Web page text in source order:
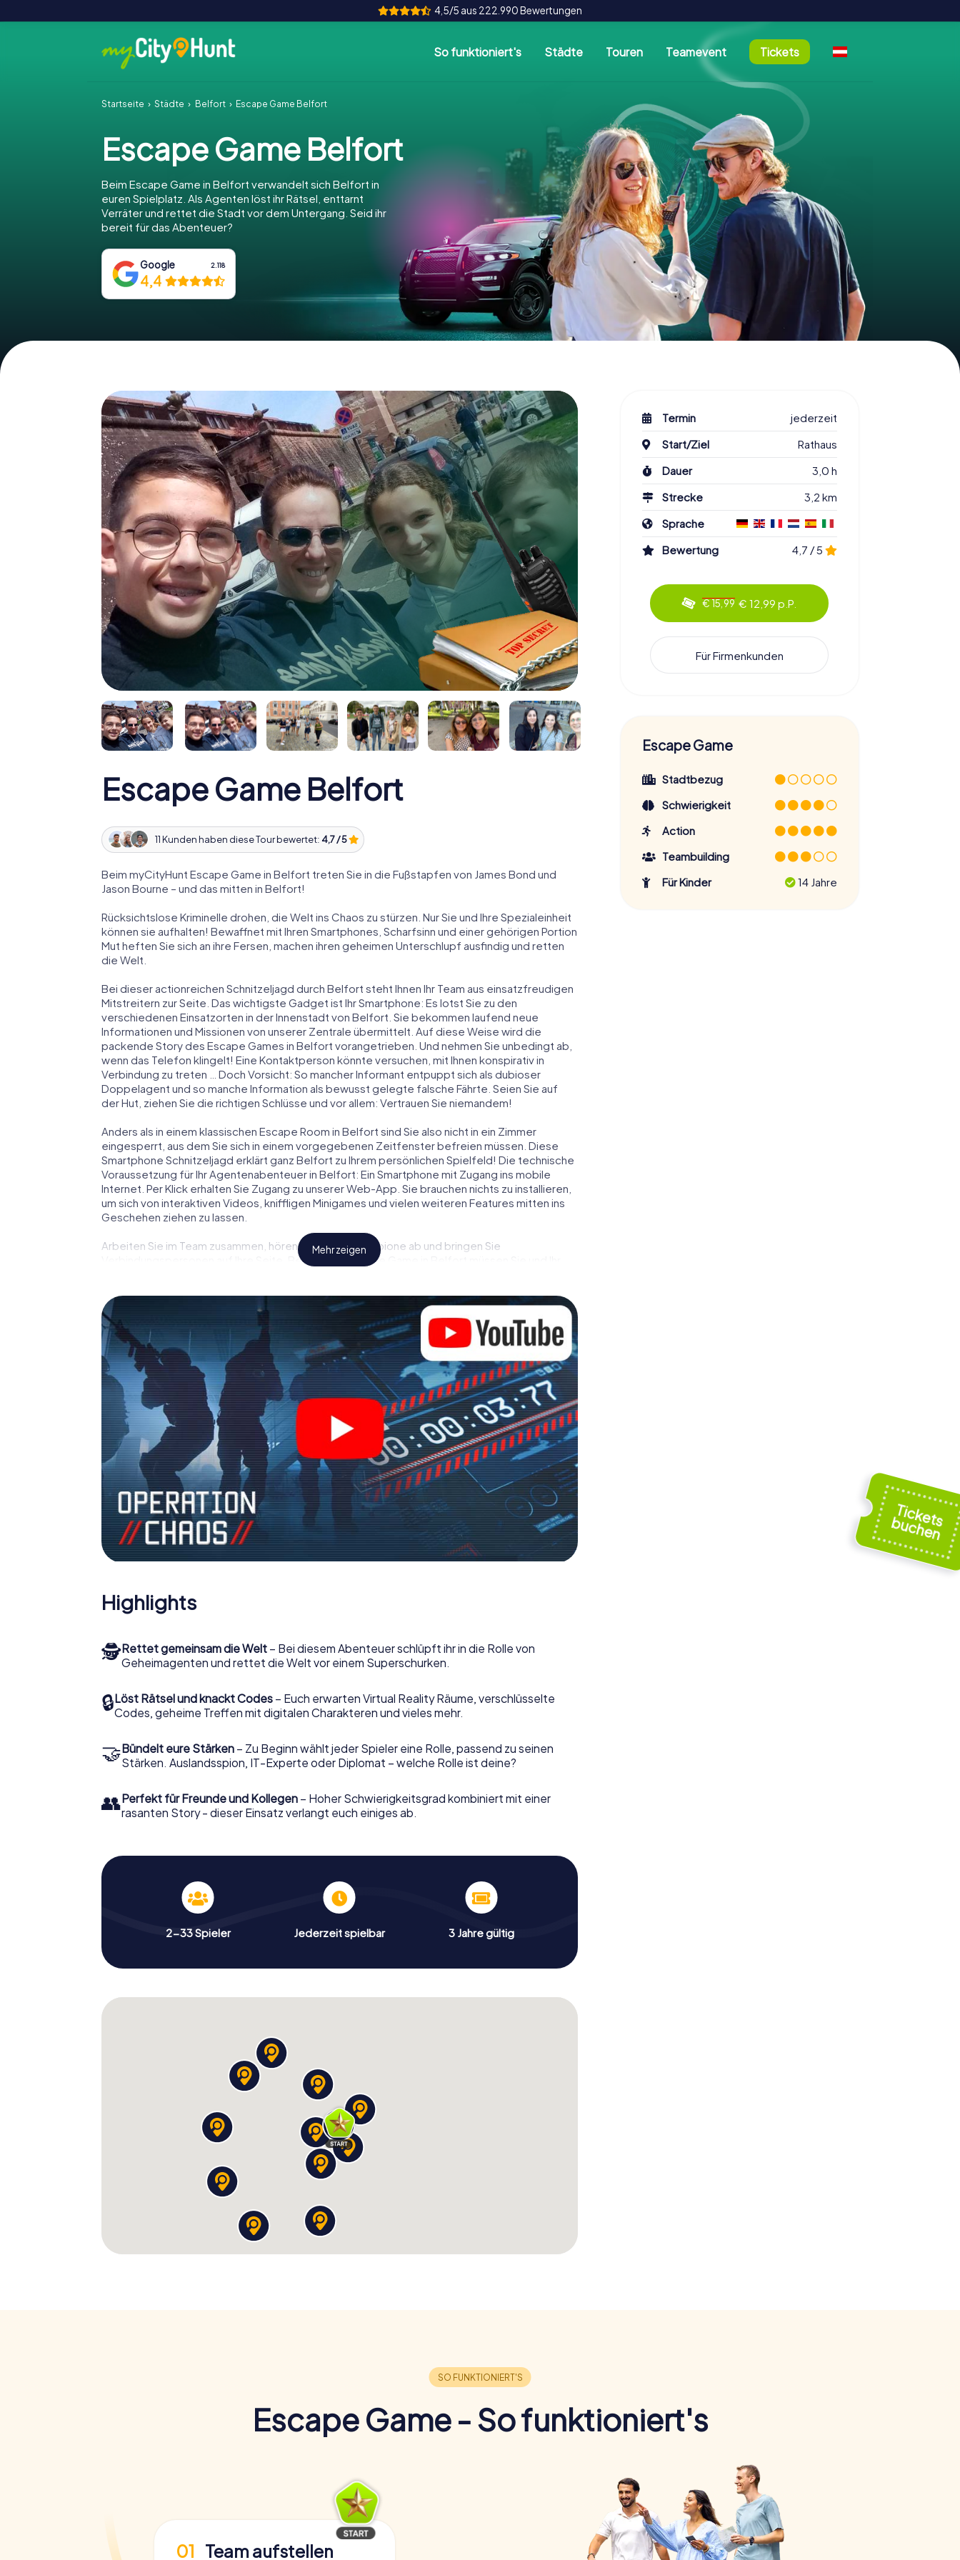
4,5/5 aus 222.990 Bewertungen
So funktioniert's Städte Touren Teamevent Tickets
Startseite Städte Belfort Escape Game Belfort
Escape Game Belfort
Beim Escape Game in Belfort verwandelt sich Belfort in
euren Spielplatz. Als Agenten löst ihr Rätsel, enttarnt
Verräter und rettet die Stadt vor dem Untergang. Seid ihr
bereit für das Abenteuer?
Google 2.118
4,4
Escape Game Belfort
11 Kunden haben diese Tour bewertet: 4,7 / 5
Beim myCityHunt Escape Game in Belfort treten Sie in die Fußstapfen von James Bond und
Jason Bourne – und das mitten in Belfort!
Rücksichtslose Kriminelle drohen, die Welt ins Chaos zu stürzen. Nur Sie und Ihre Spezialeinheit
können sie aufhalten! Bewaffnet mit Ihren Smartphones, Scharfsinn und einer gehörigen Portion
Mut heften Sie sich an ihre Fersen, machen ihren geheimen Unterschlupf ausfindig und retten
die Welt.
Bei dieser actionreichen Schnitzeljagd durch Belfort steht Ihnen Ihr Team aus einsatzfreudigen
Mitstreitern zur Seite. Das wichtigste Gadget ist Ihr Smartphone: Es lotst Sie zu den
verschiedenen Einsatzorten in der Innenstadt von Belfort. Sie bekommen laufend neue
Informationen und Missionen von unserer Zentrale übermittelt. Auf diese Weise wird die
packende Story des Escape Games in Belfort vorangetrieben. Und nehmen Sie unbedingt ab,
wenn das Telefon klingelt! Eine Kontaktperson könnte versuchen, mit Ihnen konspirativ in
Verbindung zu treten … Doch Vorsicht: So mancher Informant entpuppt sich als dubioser
Doppelagent und so manche Information als bewusst gelegte falsche Fährte. Seien Sie auf
der Hut, ziehen Sie die richtigen Schlüsse und vor allem: Vertrauen Sie niemandem!
Anders als in einem klassischen Escape Room in Belfort sind Sie also nicht in ein Zimmer
eingesperrt, aus dem Sie sich in einem vorgegebenen Zeitfenster befreien müssen. Diese
Smartphone Schnitzeljagd erklärt ganz Belfort zu Ihrem persönlichen Spielfeld! Die technische
Voraussetzung für Ihr Agentenabenteuer in Belfort: Ein Smartphone mit Zugang ins mobile
Internet. Per Klick erhalten Sie Zugang zu unserer Web-App. Sie brauchen nichts zu installieren,
um sich von interaktiven Videos, kniffligen Minigames und vielen weiteren Features mitten ins
Geschehen ziehen zu lassen.
Arbeiten Sie im Team zusammen, hören Sie feindliche Spione ab und bringen Sie
Verbindungspersonen auf Ihre Seite. Bei diesem Escape Game in Belfort müssen Sie und Ihr
Team im Highscore von Belfort und erhalten Zugang zu Ihrer ganz persönlichen Bildergalerie.
Das myCityHunt Escape Game macht Belfort zu Ihrem ganz persönlichen Erlebnisspielplatz.
Holen Sie sich Ihre Tickets in die Welt der Spionage und Geheimagenten und verwandeln Sie
Belfort in einen Outdoor Escape Room!
Mehr zeigen
Highlights
🕵Rettet gemeinsam die Welt – Bei diesem Abenteuer schlüpft ihr in die Rolle von
Geheimagenten und rettet die Welt vor einem Superschurken.
🔒Löst Rätsel und knackt Codes – Euch erwarten Virtual Reality Räume, verschlüsselte
Codes, geheime Treffen mit digitalen Charakteren und vieles mehr.
🤝Bündelt eure Stärken – Zu Beginn wählt jeder Spieler eine Rolle, passend zu seinen
Stärken. Auslandsspion, IT-Experte oder Diplomat – welche Rolle ist deine?
👥Perfekt für Freunde und Kollegen – Hoher Schwierigkeitsgrad kombiniert mit einer
rasanten Story - dieser Einsatz verlangt euch einiges ab.
2-33 Spieler Jederzeit spielbar 3 Jahre gültig
Termin
jederzeit
Start/Ziel
Rathaus
Dauer
3,0 h
Strecke
3,2 km
Sprache
Bewertung
4,7 / 5
€ 15,99 € 12,99 p.P.
Für Firmenkunden
Escape Game
Stadtbezug
Schwierigkeit
Action
Teambuilding
Für Kinder
14 Jahre
Escape Game - So funktioniert's
01 Team aufstellen